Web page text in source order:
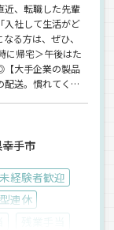
近、転職した先輩
入社して生活がど
る方は、ぜひ、
に帰宅＞午後はた
【大手企業の製品
送。慣れてくる
手市
未経験者歓迎
連休